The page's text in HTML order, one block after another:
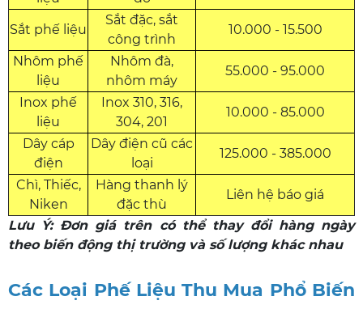
Sắt phế liệu
Sắt đặc, sắt
công trình
10.000 - 15.500
Nhôm phế
liệu
Nhôm đà,
nhôm máy
55.000 - 95.000
Inox phế
liệu
Inox 310, 316,
304, 201
10.000 - 85.000
Dây cáp
điện
Dây điện cũ các
loại
125.000 - 385.000
Chì, Thiếc,
Niken
Hàng thanh lý
đặc thù
Liên hệ báo giá
Lưu Ý: Đơn giá trên có thể thay đổi hàng ngày
theo biến động thị trường và số lượng khác nhau
Các Loại Phế Liệu Thu Mua Phổ Biến